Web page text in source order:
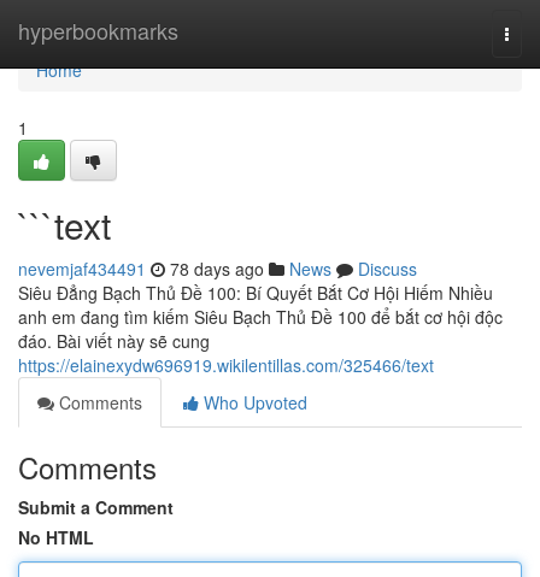
hyperbookmarks
Home
Home
1
```text
nevemjaf434491 78 days ago News
Discuss
Siêu Đẳng Bạch Thủ Đề 100: Bí Quyết Bắt Cơ Hội Hiếm Nhiều
anh em đang tìm kiếm Siêu Bạch Thủ Đề 100 để bắt cơ hội độc
đáo. Bài viết này sẽ cung
https://elainexydw696919.wikilentillas.com/325466/text
Comments
Who Upvoted
Comments
Submit a Comment
No HTML